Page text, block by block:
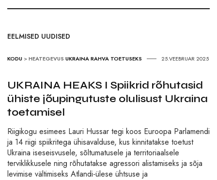
EELMISED UUDISED
KODU >HEATEGEVUS UKRAINA RAHVA TOETUSEKS 25.VEEBRUAR 2025
UKRAINA HEAKS I Spiikrid rõhutasid
ühiste jõupingutuste olulisust Ukraina
toetamisel
Riigikogu esimees Lauri Hussar tegi koos Euroopa Parlamendi
ja 14 riigi spiikritega ühisavalduse, kus kinnitatakse toetust
Ukraina iseseisvusele, sõltumatusele ja territoriaalsele
terviklikkusele ning rõhutatakse agressori alistamiseks ja sõja
levimise vältimiseks Atlandi-ülese ühtsuse ja